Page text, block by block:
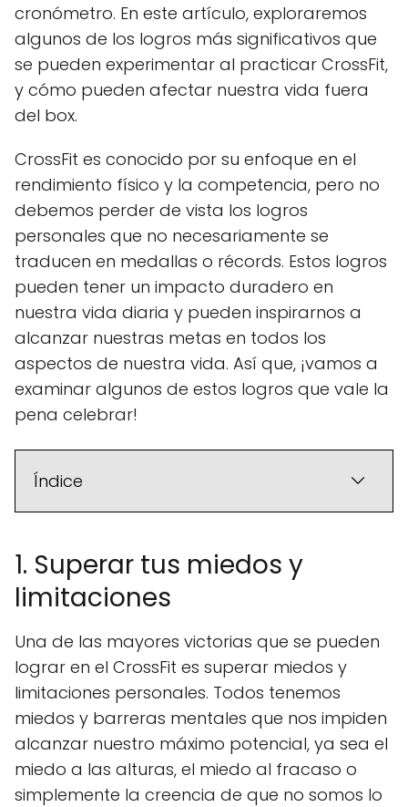
cronómetro. En este artículo, exploraremos
algunos de los logros más significativos que
se pueden experimentar al practicar CrossFit,
y cómo pueden afectar nuestra vida fuera
del box.
CrossFit es conocido por su enfoque en el
rendimiento físico y la competencia, pero no
debemos perder de vista los logros
personales que no necesariamente se
traducen en medallas o récords. Estos logros
pueden tener un impacto duradero en
nuestra vida diaria y pueden inspirarnos a
alcanzar nuestras metas en todos los
aspectos de nuestra vida. Así que, ¡vamos a
examinar algunos de estos logros que vale la
pena celebrar!
Índice
1. Superar tus miedos y
limitaciones
Una de las mayores victorias que se pueden
lograr en el CrossFit es superar miedos y
limitaciones personales. Todos tenemos
miedos y barreras mentales que nos impiden
alcanzar nuestro máximo potencial, ya sea el
miedo a las alturas, el miedo al fracaso o
simplemente la creencia de que no somos lo